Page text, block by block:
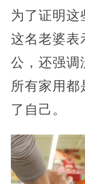
为了证明这
这名老婆表
公，还强调
所有家用都
了自己。